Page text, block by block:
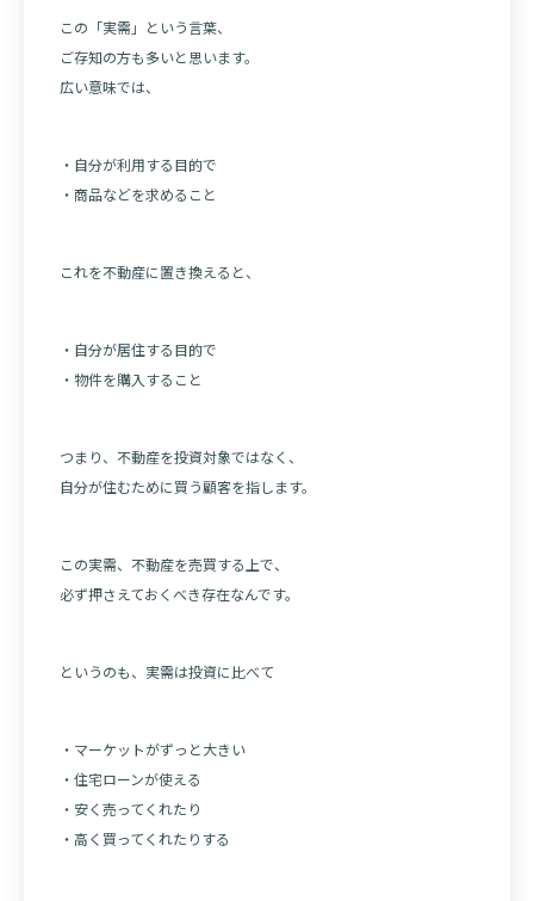
この「実需」という言葉、
ご存知の方も多いと思います。
広い意味では、
・自分が利用する目的で
・商品などを求めること
これを不動産に置き換えると、
・自分が居住する目的で
・物件を購入すること
つまり、不動産を投資対象ではなく、
自分が住むために買う顧客を指します。
この実需、不動産を売買する上で、
必ず押さえておくべき存在なんです。
というのも、実需は投資に比べて
・マーケットがずっと大きい
・住宅ローンが使える
・安く売ってくれたり
・高く買ってくれたりする